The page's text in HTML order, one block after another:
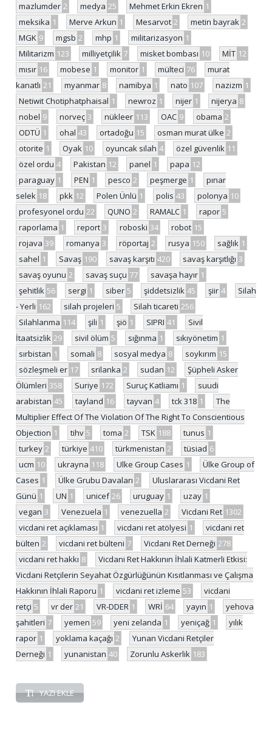
mazlumder 2 medya 25 Mehmet Erkin Ekren 1
meksika 1 Merve Arkun 1 Mesarvot 2 metin bayrak 2
MGK 9 mgsb 2 mhp 1 militarizasyon 1
Militarizm 123 milliyetçilik 7 misket bombası 10 MİT 12
mısır 16 mobese 1 monitor 1 mülteci 76
murat
kanatlı 21 myanmar 8 namibya 1 nato 107 nazizm 1
Netiwit Chotiphatphaisal 1 newroz 1 nijer 1 nijerya 8
nobel 9 norveç 3 nükleer 113 OAC 9 obama 2
ODTÜ 1 ohal 43 ortadoğu 15 osman murat ülke 2
otorite 1 Oyak 10 oyuncak silah 4 özel güvenlik 11
özel ordu 4 Pakistan 12 panel 1 papa 12
paraguay 1 PEN 1 pesco 2 peşmerge 1
pınar
selek 18 pkk 12 Polen Ünlü 1 polis 43 polonya 10
profesyonel ordu 22 QUNO 2 RAMALC 1 rapor 5
raporlama 1 report 3 roboski 34 robot 15
rojava 39 romanya 3 röportaj 2 rusya 150 sağlık 1
sahel 1 Savaş 190 savaş karşıtı 420 savaş karşıtlığı 3
savaş oyunu 2 savaş suçu 77 savaşa hayır 1
şehitlik 56 sergi 1 siber 5 şiddetsizlik 45 şiir 4
Silah
- Yerli 162 silah projeleri 5 Silah ticareti 256
Silahlanma 114 şili 1 şiö 1 SIPRI 41
Sivil
İtaatsizlik 29 sivil ölüm 5 sığınma 1 sıkıyönetim 1
sırbistan 1 somali 8 sosyal medya 8 soykırım 15
sözleşmeli er 17 srilanka 2 sudan 12
Şüpheli Asker
Ölümleri 358 Suriye 172 Suruç Katliamı 1
suudi
arabistan 45 tayland 16 tayvan 4 tck 318 1
The
Multiplier Effect Of The Violation Of The Right To Conscientious
Objection 1 tihv 5 toma 2 TSK 188 tunus 1
turkey 2 türkiye 410 türkmenistan 2 tüsiad 6
ucm 10 ukrayna 118 Ulke Group Cases 1
Ülke Group of
Cases 1 Ülke Grubu Davaları 2
Uluslararası Vicdani Ret
Günü 1 UN 1 unicef 26 uruguay 1 uzay 1
vegan 3 Venezuela 1 venezuella 2 Vicdani Ret 1302
vicdani ret açıklaması 1 vicdani ret atölyesi 1
vicdani ret
bülten 2 vicdani ret bülteni 7 Vicdani Ret Derneği 278
vicdani ret hakkı 8
Vicdani Ret Hakkının İhlali Katmerli Etkisi:
Vicdani Retçilerin Seyahat Özgürlüğünün Kısıtlanması ve Çalışma
Hakkının İhlali Raporu 1 vicdani ret izleme 53
vicdani
retçi 5 vr der 21 VR-DDER 1 WRİ 64 yayın 1
yehova
şahitleri 7 yemen 59 yeni zelanda 1 yeniçağ 1
yılık
rapor 1 yoklama kaçağı 2
Yunan Vicdani Retçiler
Derneği 1 yunanistan 40 Zorunlu Askerlik 183
YAZI EKLE